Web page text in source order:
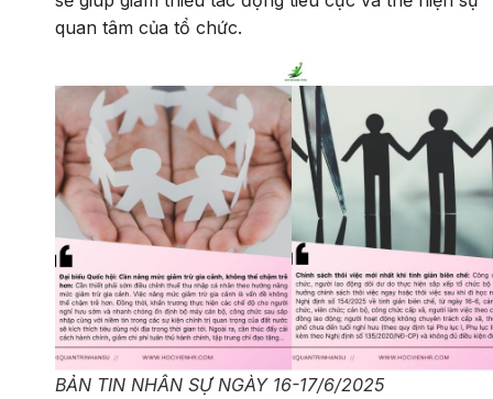
quan tâm của tổ chức.
BẢN TIN NHÂN SỰ NGÀY 16-17/6/2025